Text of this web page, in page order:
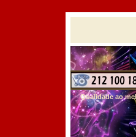
Qualidade ao